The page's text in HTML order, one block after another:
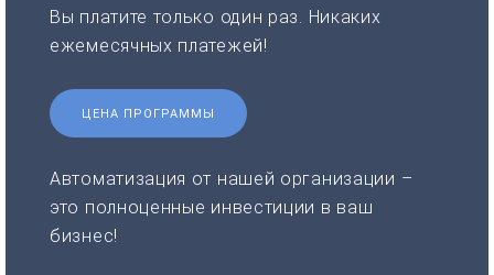
Вы платите только один раз. Никаких
ежемесячных платежей!
ЦЕНА ПРОГРАММЫ
Автоматизация от нашей организации –
это полноценные инвестиции в ваш
бизнес!